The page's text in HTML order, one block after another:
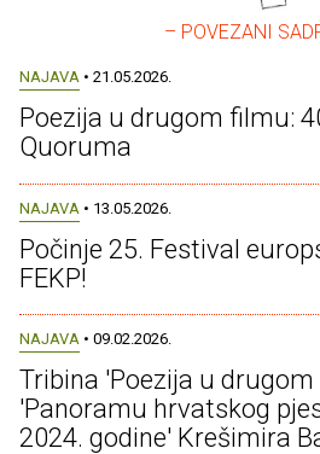
– POVEZANI
NAJAVA • 21.05.2026.
Poezija u drugom filmu:
Quoruma
NAJAVA • 13.05.2026.
Počinje 25. Festival
FEKP!
NAJAVA • 09.02.2026.
Tribina 'Poezija u
'Panoramu hrvatskog
2024. godine' Krešimira